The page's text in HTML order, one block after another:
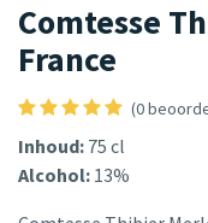
Comtesse
France
(0
Inhoud: 75 cl
Alcohol: 13%